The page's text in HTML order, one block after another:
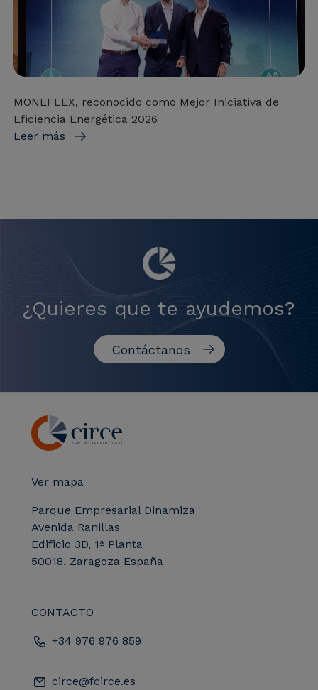
MONEFLEX, reconocido como Mejor Iniciativa de
Eficiencia Energética 2026
Leer más
¿Quieres que te ayudemos?
Contáctanos
Ver mapa
Parque Empresarial Dinamiza
Avenida Ranillas
Edificio 3D, 1ª Planta
50018, Zaragoza España
CONTACTO
+34 976 976 859
circe@fcirce.es